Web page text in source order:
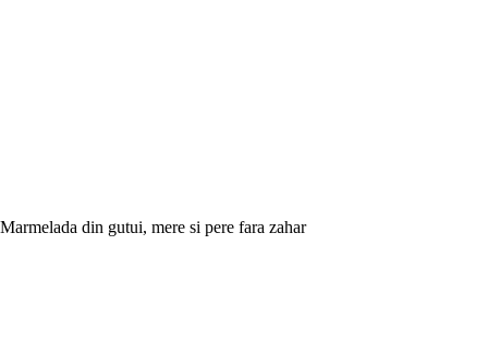
Marmelada din gutui, mere si pere fara zahar